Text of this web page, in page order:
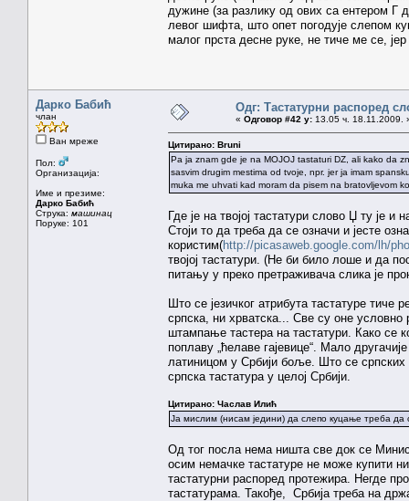
дужине (за разлику од ових са ентером Г
левог шифта, што опет погодује слепом
малог прста десне руке, не тиче ме се,
Дарко Бабић
члан
Ван мреже
Пол:
Организација:
Име и презиме:
Дарко Бабић
Струка: машинац
Поруке: 101
Одг: Тастатурни распоред
« Одговор #42 у: 13.05 ч. 18.11.2009.
Цитирано: Bruni
Pa ja znam gde je na MOJOJ tastaturi DZ, ali kako da
sasvim drugim mestima od tvoje, npr. jer ja imam
muka me uhvati kad moram da pisem na bratovljevom
Где је на твојој тастатури слово Џ ту је
Стоји то да треба да се означи и јесте
користим(http://picasaweb.google.com/lh/
твојој тастатури. (Не би било лоше и да
питању у преко претраживача слика је
Што се језичког атрибута тастатуре тиче
српска, ни хрватска... Све су оне условно
штампање тастера на тастатури. Како се
поплаву „ћелаве гајевице“. Мало
латиницом у Србији боље. Што се
српска тастатура у целој Србији.
Цитирано: Часлав Илић
Ја мислим (нисам једини) да слепо куцање треба да
Од тог посла нема ништа све док се
осим немачке тастатуре не може купити
тастатурни распоред протежира. Негде
тастатурама. Такође, Србија треба на